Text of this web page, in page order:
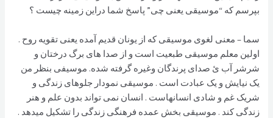
بپرسم که “موسیقی یعنی چی” پاسخ شما دراین زمینه چیست ؟
سما – معنی لغوی موسیقی که از یونان قدیم آمده یعنی تقویه روح .
اولین معلم موسیقی طبعیت است و از صدا های برگ درختان و
شرشر آب ئ صدای پرندگان وغیره گرفته شده. موسیفی بنظر من
یک نیایش و یک عبادت است . موسیقی نمودار جلوهای زندگی و
شریک غم و شادی انسانهاست . انسان نمی تواند بدون علم و هنر
زندگی کند . موسیقی بخش عمده فرهنگی زندگی را تشکیل میدهد .